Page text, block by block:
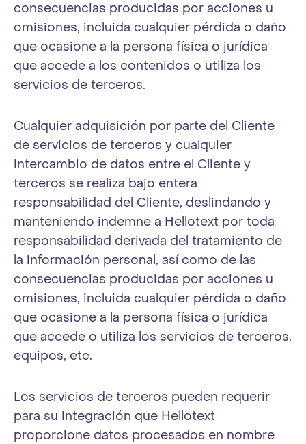
consecuencias producidas por acciones u
omisiones, incluida cualquier pérdida o daño
que ocasione a la persona física o jurídica
que accede a los contenidos o utiliza los
servicios de terceros.
Cualquier adquisición por parte del Cliente
de servicios de terceros y cualquier
intercambio de datos entre el Cliente y
terceros se realiza bajo entera
responsabilidad del Cliente, deslindando y
manteniendo indemne a Hellotext por toda
responsabilidad derivada del tratamiento de
la información personal, así como de las
consecuencias producidas por acciones u
omisiones, incluida cualquier pérdida o daño
que ocasione a la persona física o jurídica
que accede o utiliza los servicios de terceros,
equipos, etc.
Los servicios de terceros pueden requerir
para su integración que Hellotext
proporcione datos procesados en nombre